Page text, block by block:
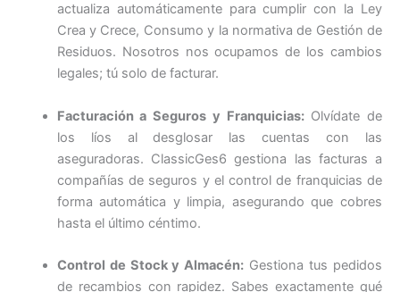
actualiza automáticamente para cumplir con la Ley
Crea y Crece, Consumo y la normativa de Gestión de
Residuos. Nosotros nos ocupamos de los cambios
legales; tú solo de facturar.
Facturación a Seguros y Franquicias:Olvídate de
los líos al desglosar las cuentas con las
aseguradoras. ClassicGes6 gestiona las facturas a
compañías de seguros y el control de franquicias de
forma automática y limpia, asegurando que cobres
hasta el último céntimo.
Control de Stock y Almacén: Gestiona tus pedidos
de recambios con rapidez. Sabes exactamente qué